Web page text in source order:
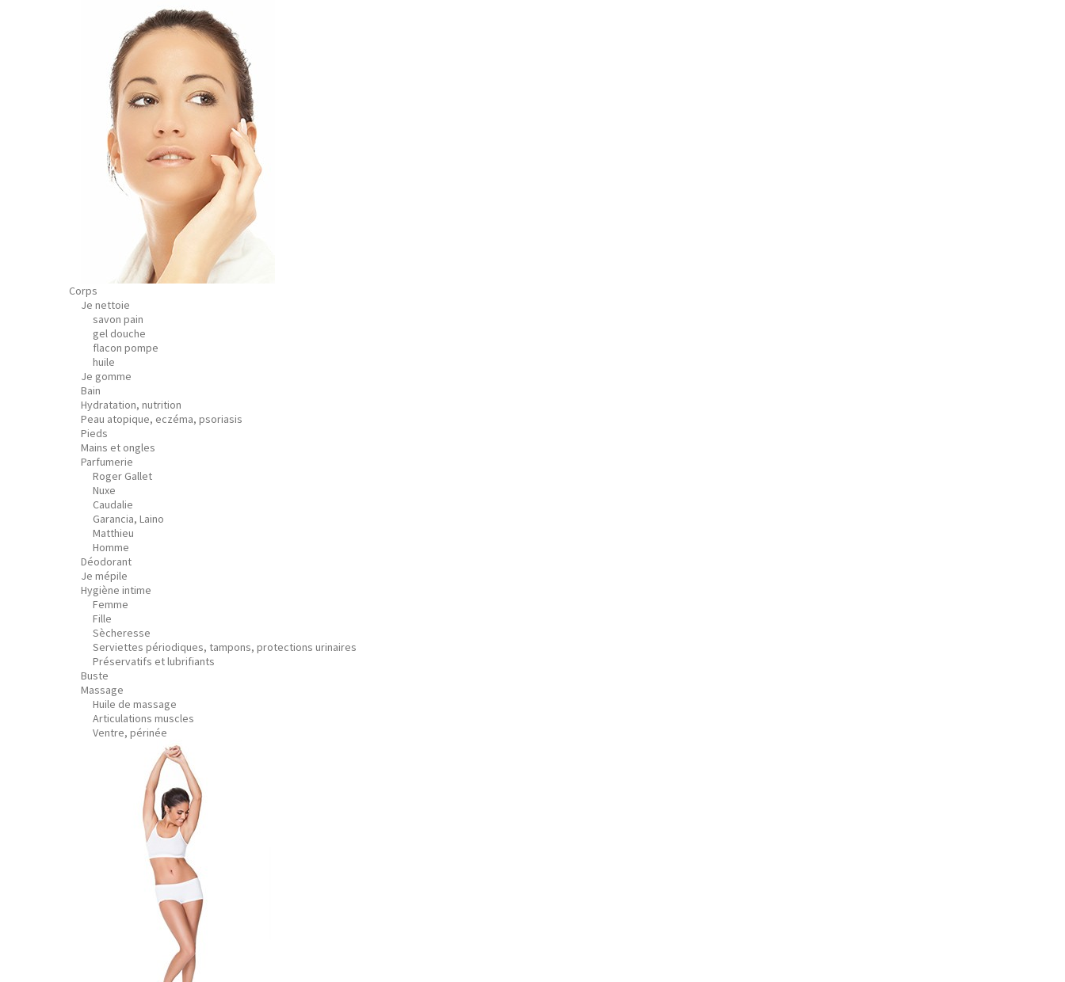
Corps
Je nettoie
savon pain
gel douche
flacon pompe
huile
Je gomme
Bain
Hydratation, nutrition
Peau atopique, eczéma, psoriasis
Pieds
Mains et ongles
Parfumerie
Roger Gallet
Nuxe
Caudalie
Garancia, Laino
Matthieu
Homme
Déodorant
Je mépile
Hygiène intime
Femme
Fille
Sècheresse
Serviettes périodiques, tampons, protections urinaires
Préservatifs et lubrifiants
Buste
Massage
Huile de massage
Articulations muscles
Ventre, périnée